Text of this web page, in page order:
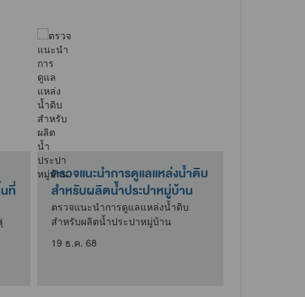
ที่
ตรวจแนะนำการดูแลแหล่งน้ำดิบ
สำหรับผลิตน้ำประปาหมู่บ้าน
ตรวจแนะนำการดูแลแหล่งน้ำดิบ
สำหรับผลิตน้ำประปาหมู่บ้าน
19 ธ.ค. 68